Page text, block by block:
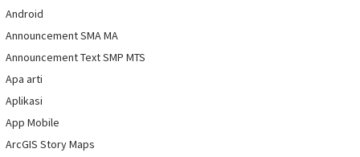
Android
Announcement SMA MA
Announcement Text SMP MTS
Apa arti
Aplikasi
App Mobile
ArcGIS Story Maps